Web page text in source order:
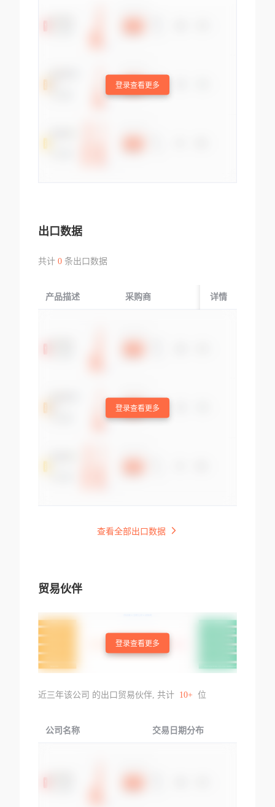
登录查看更多
出口数据
共计 0条出口数据
产品描述 采购商 起运国/地区
详情
登录查看更多
查看全部出口数据
贸易伙伴
登录查看更多
近三年该公司 的出口贸易伙伴, 共计 10+ 位
公司名称 交易日期分布